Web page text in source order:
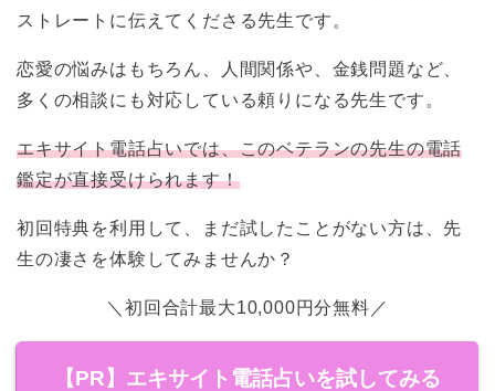
ストレートに伝えてくださる先生です。
恋愛の悩みはもちろん、人間関係や、金銭問題など、
多くの相談にも対応している頼りになる先生です。
エキサイト電話占いでは、このベテランの先生の電話
鑑定が直接受けられます！
初回特典を利用して、まだ試したことがない方は、先
生の凄さを体験してみませんか？
＼初回合計最大10,000円分無料／
【PR】エキサイト電話占いを試してみる